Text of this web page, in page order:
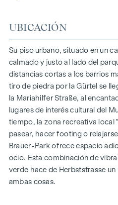
UBICACIÓN
Su piso urbano, situado en un
calmado y justo al lado del
distancias cortas a los barrios
tiro de piedra por la Gürtel se
la Mariahilfer Straße, al
lugares de interés cultural del
tiempo, la zona recreativa local
pasear, hacer footing o
Brauer-Park ofrece espacio
ocio. Esta combinación de
verde hace de Herbststrasse
ambas cosas.